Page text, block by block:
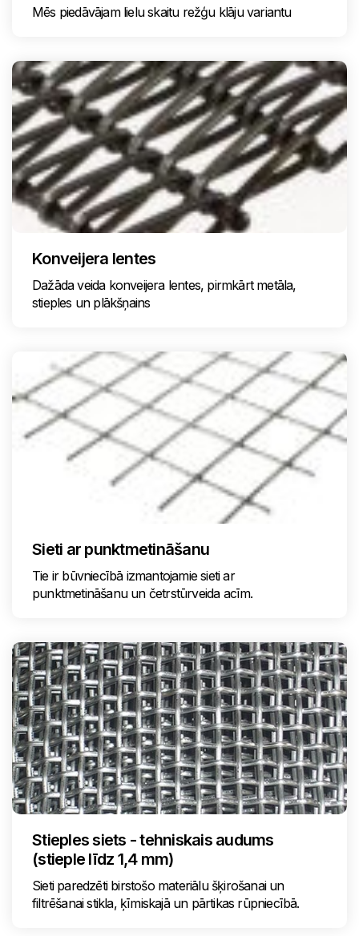
Mēs piedāvājam lielu skaitu režģu klāju variantu
Konveijera lentes
Dažāda veida konveijera lentes, pirmkārt metāla,
stieples un plākšņains
Sieti ar punktmetināšanu
Tie ir būvniecībā izmantojamie sieti ar
punktmetināšanu un četrstūrveida acīm.
Stieples siets - tehniskais audums
(stieple līdz 1,4 mm)
Sieti paredzēti birstošo materiālu šķirošanai un
filtrēšanai stikla, ķīmiskajā un pārtikas rūpniecībā.